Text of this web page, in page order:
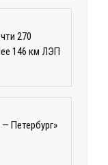
270
146 км ЛЭП
Петербург»